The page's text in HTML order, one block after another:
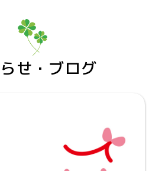
せ・ブログ